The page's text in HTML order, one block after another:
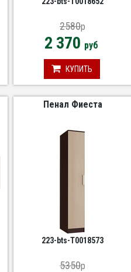
2580p
2 370 руб
КУПИТЬ
Пенал Фиеста
223-bts-Т0018573
5350p